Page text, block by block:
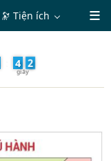
🔭Tiện ích
4 4